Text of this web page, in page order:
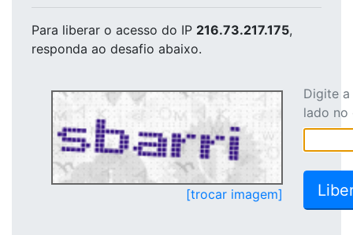
Para liberar o acesso do IP 216.73.217.175,
responda ao desafio abaixo.
[trocar imagem]
Digite
lado no